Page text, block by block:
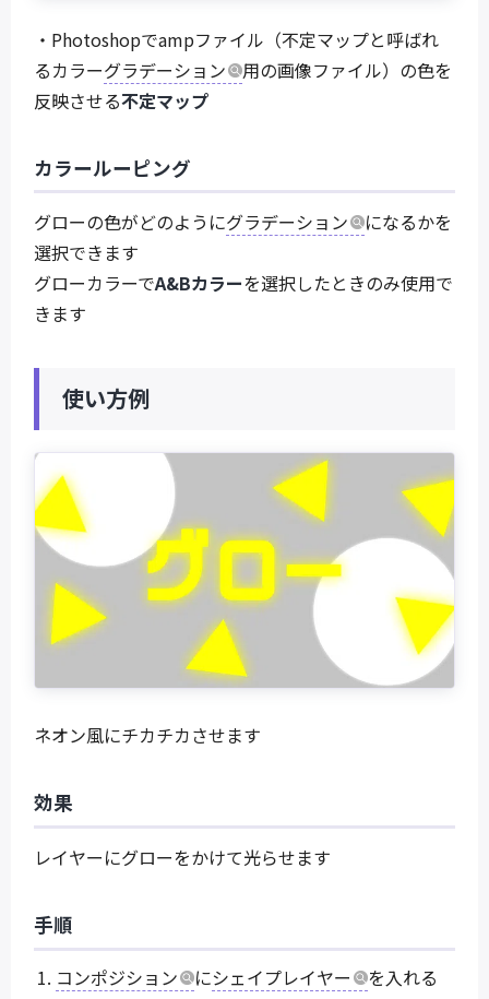
・Photoshopでampファイル（不定マップと呼ばれ
るカラーグラデーション
用の画像ファイル）の色を
反映させる不定マップ
カラールーピング
グローの色がどのようにグラデーション
になるかを
選択できます
グローカラーでA&Bカラーを選択したときのみ使用で
きます
使い方例
ネオン風にチカチカさせます
効果
レイヤーにグローをかけて光らせます
手順
コンポジション にシェイプレイヤー
を入れる